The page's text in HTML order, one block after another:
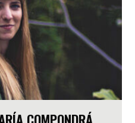
COMPONDRÁ